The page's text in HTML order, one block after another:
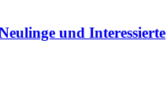
und Interessierte